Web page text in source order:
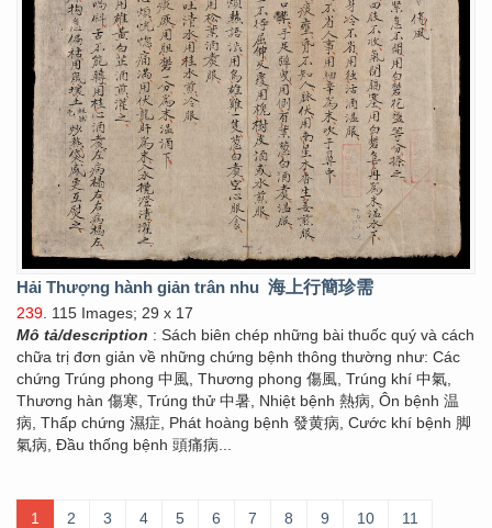
Hải Thượng hành giản trân nhu 海上行簡珍需
239 . 115 Images; 29 x 17
Mô tả/description : Sách biên chép những bài thuốc quý và cách
chữa trị đơn giản về những chứng bệnh thông thường như: Các
chứng Trúng phong 中風, Thương phong 傷風, Trúng khí 中氣,
Thương hàn 傷寒, Trúng thử 中暑, Nhiệt bệnh 熱病, Ôn bệnh 温
病, Thấp chứng 濕症, Phát hoàng bệnh 發黄病, Cước khí bệnh 脚
氣病, Đầu thống bệnh 頭痛病...
1 2 3 4 5 6 7 8 9 10 11